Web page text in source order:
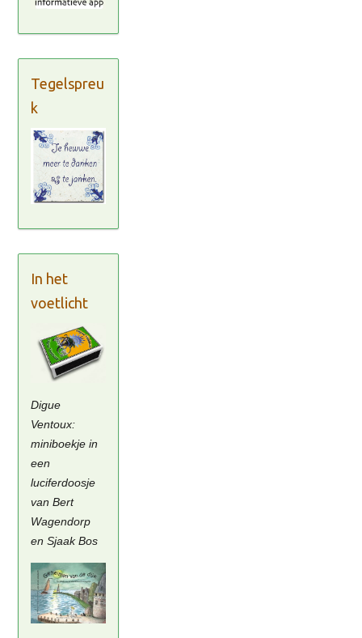
Tegelspreu
k
In het
voetlicht
Digue
Ventoux:
miniboekje in
een
luciferdoosje
van Bert
Wagendorp
en Sjaak Bos